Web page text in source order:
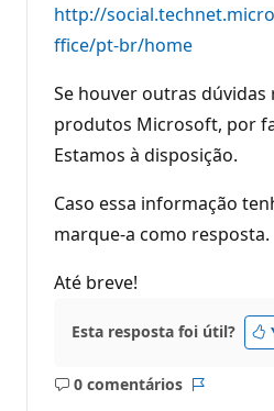
http://
ffice/pt-br/home
Se houver outras dúvidas
produtos Microsoft, por
Estamos à disposição.
Caso essa informação
marque-a como resposta.
Até breve!
Esta resposta foi útil?
0 comentários
Sem